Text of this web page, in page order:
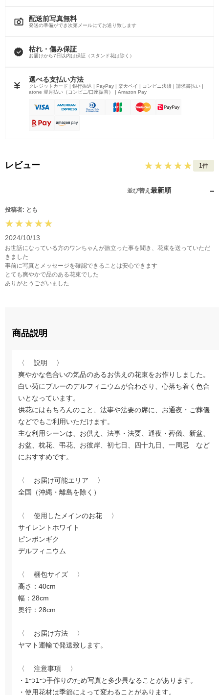
配送前写真無料
発送の準備ができ次第メールにてお送り致します
枯れ・傷み保証
お届けから7日以内は保証（スタンド花は除く）
選べる支払い方法
クレジットカード | 銀行振込 | PayPay | 楽天ペイ | コンビニ決済 | 請求書払い |
atone 翌月払い（コンビニ/口座振替） | Amazon Pay
レビュー 1件
並び替え 最新順
投稿者: とも
2024/10/13
お世話になっている方のワンちゃんが旅立った事を聞き、花束を送っていただ
きました
事前に写真とメッセージを確認できることは安心できます
とても爽やかで品のある花束でした
ありがとうございました
商品説明
〈 説明 〉
爽やかな色合いの気品のあるお供えの花束をお作りしました。
白い菊にブルーのデルフィニウムが合わさり、心落ち着く色合
いとなっています。
供花にはもちろんのこと、法事や法要の席に、お通夜・ご葬儀
などでもご利用いただけます。
主な利用シーンは、お供え、法事・法要、通夜・葬儀、新盆、
お盆、枕花、弔花、お彼岸、初七日、四十九日、一周忌 など
におすすめです。
〈 お届け可能エリア 〉
全国（沖縄・離島を除く）
〈 使用したメインのお花 〉
サイレントホワイト
ピンポンギク
デルフィニウム
〈 梱包サイズ 〉
高さ：40cm
幅：28cm
奥行：28cm
〈 お届け方法 〉
ヤマト運輸で発送致します。
〈 注意事項 〉
・1つ1つ手作りのため写真と多少異なることがあります。
・使用花材は季節によって変わることがあります。